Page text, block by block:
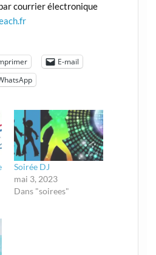
courrier électronique
E-mail
Soirée DJ
mai 3, 2023
Dans "soirees"